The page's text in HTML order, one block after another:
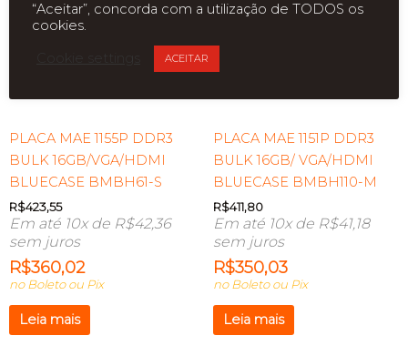
PLACA MAE 1155P DDR3
BULK 16GB/VGA/HDMI
BLUECASE BMBH61-S
R$423,55
Em até 10x de R$42,36
sem juros
R$360,02
no Boleto ou Pix
Leia mais
PLACA MAE 1151P DDR3
BULK 16GB/ VGA/HDMI
BLUECASE BMBH110-M
R$411,80
Em até 10x de R$41,18
sem juros
R$350,03
no Boleto ou Pix
Leia mais
“Aceitar”, concorda com a utilização de TODOS os
cookies.
ACEITAR